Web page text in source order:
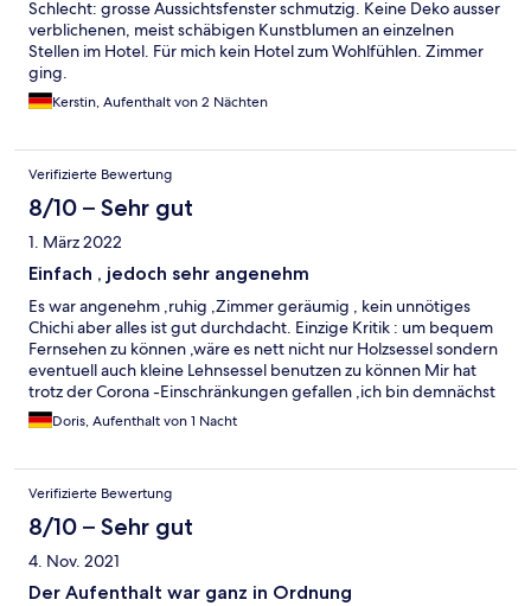
Schlecht: grosse Aussichtsfenster schmutzig. Keine Deko ausser
verblichenen, meist schäbigen Kunstblumen an einzelnen
Stellen im Hotel. Für mich kein Hotel zum Wohlfühlen. Zimmer
ging.
Kerstin, Aufenthalt von 2 Nächten
Verifizierte Bewertung
8/10 – Sehr gut
1. März 2022
Einfach , jedoch sehr angenehm
Es war angenehm ,ruhig ,Zimmer geräumig , kein unnötiges
Chichi aber alles ist gut durchdacht. Einzige Kritik : um bequem
Fernsehen zu können ,wäre es nett nicht nur Holzsessel sondern
eventuell auch kleine Lehnsessel benutzen zu können Mir hat
trotz der Corona -Einschränkungen gefallen ,ich bin demnächst
wieder dort
Doris, Aufenthalt von 1 Nacht
Verifizierte Bewertung
8/10 – Sehr gut
4. Nov. 2021
Der Aufenthalt war ganz in Ordnung